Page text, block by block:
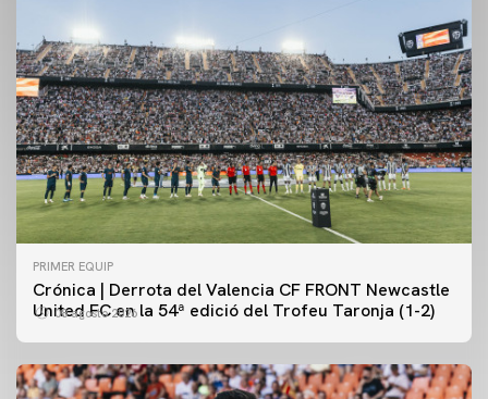
PRIMER EQUIP
Crónica | Derrota del Valencia CF FRONT Newcastle
United FC en la 54ª edició del Trofeu Taronja (1-2)
08 agosto 2026